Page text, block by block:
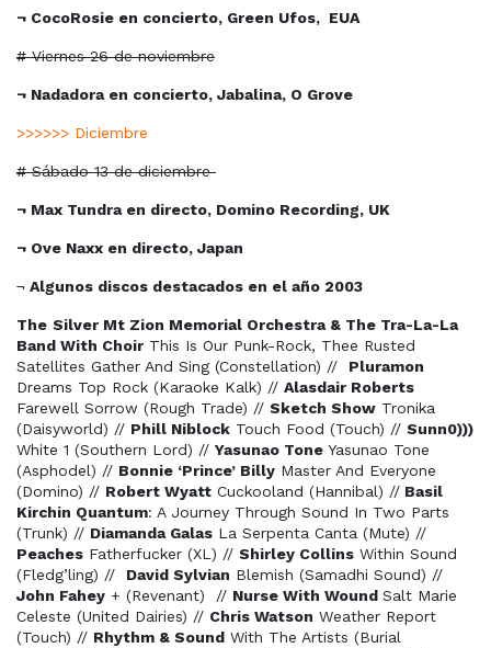
¬ CocoRosie en concierto, Green Ufos, EUA
# Viernes 26 de noviembre
¬ Nadadora en concierto, Jabalina, O Grove
>>>>>> Diciembre
# Sábado 13 de diciembre
¬ Max Tundra en directo, Domino Recording, UK
¬ Ove Naxx en directo, Japan
¬ Algunos discos destacados en el año 2003
The Silver Mt Zion Memorial Orchestra & The Tra-La-La
Band With Choir This Is Our Punk-Rock, Thee Rusted
Satellites Gather And Sing (Constellation) //
Pluramon
Dreams Top Rock (Karaoke Kalk) // Alasdair Roberts
Farewell Sorrow (Rough Trade) // Sketch Show Tronika
(Daisyworld) // Phill Niblock Touch Food (Touch) // Sunn0)))
White 1 (Southern Lord) // Yasunao Tone Yasunao Tone
(Asphodel) // Bonnie ‘Prince’ Billy Master And Everyone
(Domino) // Robert Wyatt Cuckooland (Hannibal) // Basil
Kirchin Quantum: A Journey Through Sound In Two Parts
(Trunk) // Diamanda Galas La Serpenta Canta (Mute) //
Peaches Fatherfucker (XL) // Shirley Collins Within Sound
(Fledg’ling) //
David Sylvian Blemish (Samadhi Sound) //
John Fahey + (Revenant) // Nurse With Wound Salt Marie
Celeste (United Dairies) // Chris Watson Weather Report
(Touch) // Rhythm & Sound With The Artists (Burial